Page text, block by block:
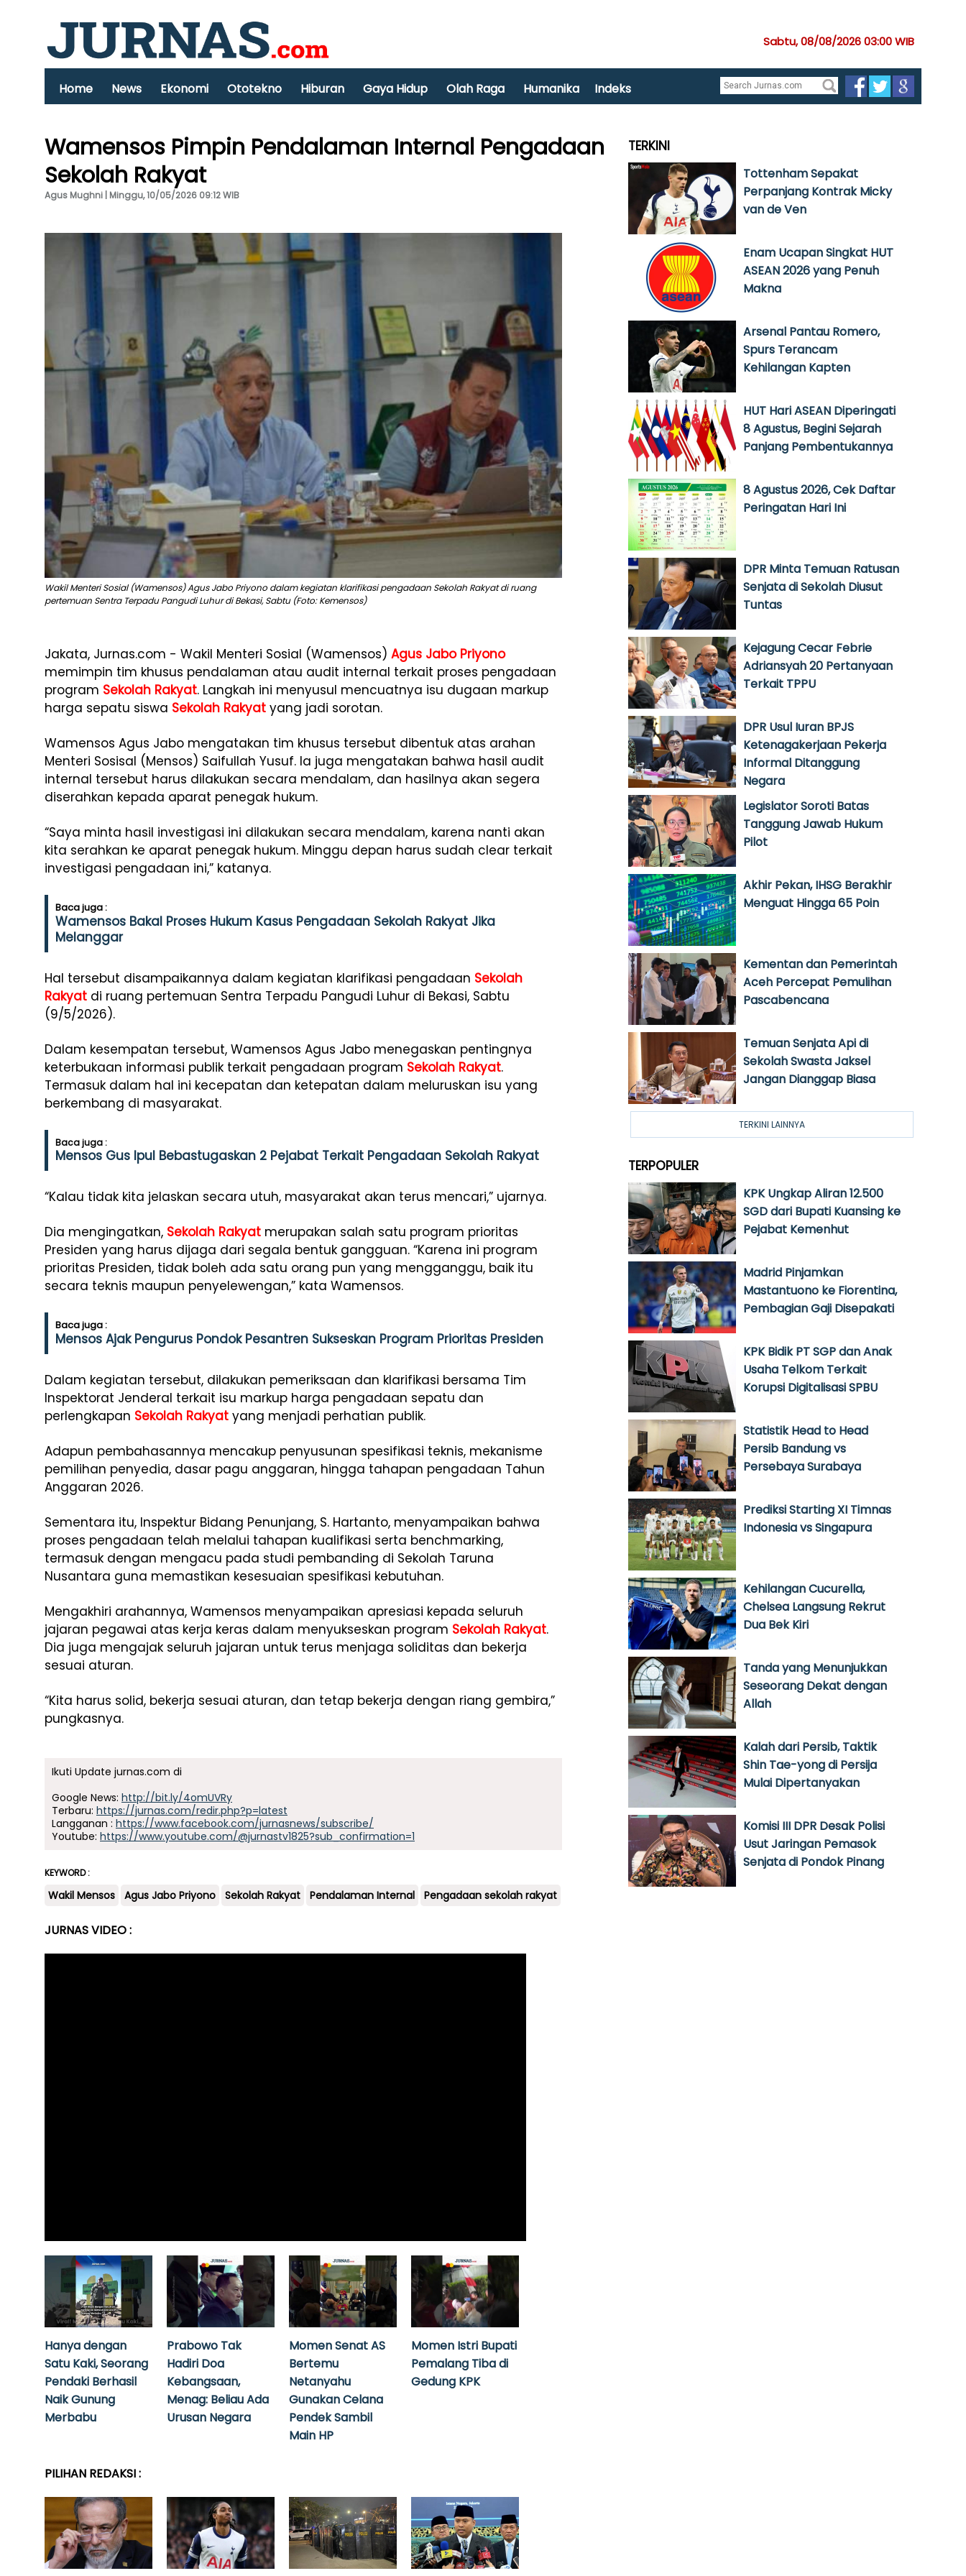
Sabtu, 08/08/2026 03:00 WIB
Home News Ekonomi Ototekno Hiburan Gaya Hidup Olah Raga Humanika Indeks
Wamensos Pimpin Pendalaman Internal Pengadaan
Sekolah Rakyat
Agus Mughni | Minggu, 10/05/2026 09:12 WIB
Wakil Menteri Sosial (Wamensos) Agus Jabo Priyono dalam kegiatan klarifikasi pengadaan Sekolah Rakyat di ruang
pertemuan Sentra Terpadu Pangudi Luhur di Bekasi, Sabtu (Foto: Kemensos)
Jakata, Jurnas.com - Wakil Menteri Sosial (Wamensos) Agus Jabo Priyono
memimpin tim khusus pendalaman atau audit internal terkait proses pengadaan
program Sekolah Rakyat. Langkah ini menyusul mencuatnya isu dugaan markup
harga sepatu siswa Sekolah Rakyat yang jadi sorotan.
Wamensos Agus Jabo mengatakan tim khusus tersebut dibentuk atas arahan
Menteri Sosisal (Mensos) Saifullah Yusuf. Ia juga mengatakan bahwa hasil audit
internal tersebut harus dilakukan secara mendalam, dan hasilnya akan segera
diserahkan kepada aparat penegak hukum.
“Saya minta hasil investigasi ini dilakukan secara mendalam, karena nanti akan
kita serahkan ke aparat penegak hukum. Minggu depan harus sudah clear terkait
investigasi pengadaan ini,” katanya.
Baca juga :
Wamensos Bakal Proses Hukum Kasus Pengadaan Sekolah Rakyat Jika
Melanggar
Hal tersebut disampaikannya dalam kegiatan klarifikasi pengadaan Sekolah
Rakyat di ruang pertemuan Sentra Terpadu Pangudi Luhur di Bekasi, Sabtu
(9/5/2026).
Dalam kesempatan tersebut, Wamensos Agus Jabo menegaskan pentingnya
keterbukaan informasi publik terkait pengadaan program Sekolah Rakyat.
Termasuk dalam hal ini kecepatan dan ketepatan dalam meluruskan isu yang
berkembang di masyarakat.
Baca juga :
Mensos Gus Ipul Bebastugaskan 2 Pejabat Terkait Pengadaan Sekolah Rakyat
“Kalau tidak kita jelaskan secara utuh, masyarakat akan terus mencari,” ujarnya.
Dia mengingatkan, Sekolah Rakyat merupakan salah satu program prioritas
Presiden yang harus dijaga dari segala bentuk gangguan. “Karena ini program
prioritas Presiden, tidak boleh ada satu orang pun yang mengganggu, baik itu
secara teknis maupun penyelewengan,” kata Wamensos.
Baca juga :
Mensos Ajak Pengurus Pondok Pesantren Sukseskan Program Prioritas Presiden
Dalam kegiatan tersebut, dilakukan pemeriksaan dan klarifikasi bersama Tim
Inspektorat Jenderal terkait isu markup harga pengadaan sepatu dan
perlengkapan Sekolah Rakyat yang menjadi perhatian publik.
Adapun pembahasannya mencakup penyusunan spesifikasi teknis, mekanisme
pemilihan penyedia, dasar pagu anggaran, hingga tahapan pengadaan Tahun
Anggaran 2026.
Sementara itu, Inspektur Bidang Penunjang, S. Hartanto, menyampaikan bahwa
proses pengadaan telah melalui tahapan kualifikasi serta benchmarking,
termasuk dengan mengacu pada studi pembanding di Sekolah Taruna
Nusantara guna memastikan kesesuaian spesifikasi kebutuhan.
Mengakhiri arahannya, Wamensos menyampaikan apresiasi kepada seluruh
jajaran pegawai atas kerja keras dalam menyukseskan program Sekolah Rakyat.
Dia juga mengajak seluruh jajaran untuk terus menjaga soliditas dan bekerja
sesuai aturan.
“Kita harus solid, bekerja sesuai aturan, dan tetap bekerja dengan riang gembira,”
pungkasnya.
Ikuti Update jurnas.com di
Google News: http://bit.ly/4omUVRy
Terbaru: https://jurnas.com/redir.php?p=latest
Langganan : https://www.facebook.com/jurnasnews/subscribe/
Youtube: https://www.youtube.com/@jurnastv1825?sub_confirmation=1
KEYWORD :
Wakil Mensos Agus Jabo Priyono Sekolah Rakyat Pendalaman Internal Pengadaan sekolah rakyat
JURNAS VIDEO :
Hanya dengan
Satu Kaki, Seorang
Pendaki Berhasil
Naik Gunung
Merbabu
Prabowo Tak
Hadiri Doa
Kebangsaan,
Menag: Beliau Ada
Urusan Negara
Momen Senat AS
Bertemu
Netanyahu
Gunakan Celana
Pendek Sambil
Main HP
Momen Istri Bupati
Pemalang Tiba di
Gedung KPK
PILIHAN REDAKSI :
TERKINI
Tottenham Sepakat
Perpanjang Kontrak Micky
van de Ven
Enam Ucapan Singkat HUT
ASEAN 2026 yang Penuh
Makna
Arsenal Pantau Romero,
Spurs Terancam
Kehilangan Kapten
HUT Hari ASEAN Diperingati
8 Agustus, Begini Sejarah
Panjang Pembentukannya
8 Agustus 2026, Cek Daftar
Peringatan Hari Ini
DPR Minta Temuan Ratusan
Senjata di Sekolah Diusut
Tuntas
Kejagung Cecar Febrie
Adriansyah 20 Pertanyaan
Terkait TPPU
DPR Usul Iuran BPJS
Ketenagakerjaan Pekerja
Informal Ditanggung
Negara
Legislator Soroti Batas
Tanggung Jawab Hukum
Pilot
Akhir Pekan, IHSG Berakhir
Menguat Hingga 65 Poin
Kementan dan Pemerintah
Aceh Percepat Pemulihan
Pascabencana
Temuan Senjata Api di
Sekolah Swasta Jaksel
Jangan Dianggap Biasa
TERKINI LAINNYA
TERPOPULER
KPK Ungkap Aliran 12.500
SGD dari Bupati Kuansing ke
Pejabat Kemenhut
Madrid Pinjamkan
Mastantuono ke Fiorentina,
Pembagian Gaji Disepakati
KPK Bidik PT SGP dan Anak
Usaha Telkom Terkait
Korupsi Digitalisasi SPBU
Statistik Head to Head
Persib Bandung vs
Persebaya Surabaya
Prediksi Starting XI Timnas
Indonesia vs Singapura
Kehilangan Cucurella,
Chelsea Langsung Rekrut
Dua Bek Kiri
Tanda yang Menunjukkan
Seseorang Dekat dengan
Allah
Kalah dari Persib, Taktik
Shin Tae-yong di Persija
Mulai Dipertanyakan
Komisi III DPR Desak Polisi
Usut Jaringan Pemasok
Senjata di Pondok Pinang